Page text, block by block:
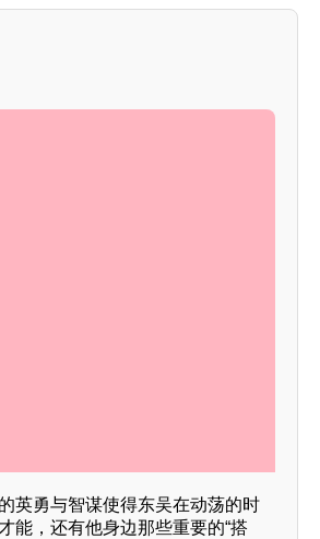
英勇与智谋使得东吴在动荡的时
能，还有他身边那些重要的“搭